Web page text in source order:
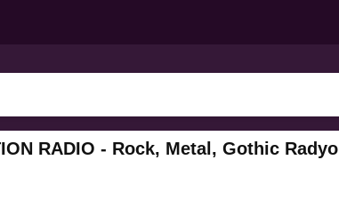
RADIO - Rock, Metal, Gothic Radyo